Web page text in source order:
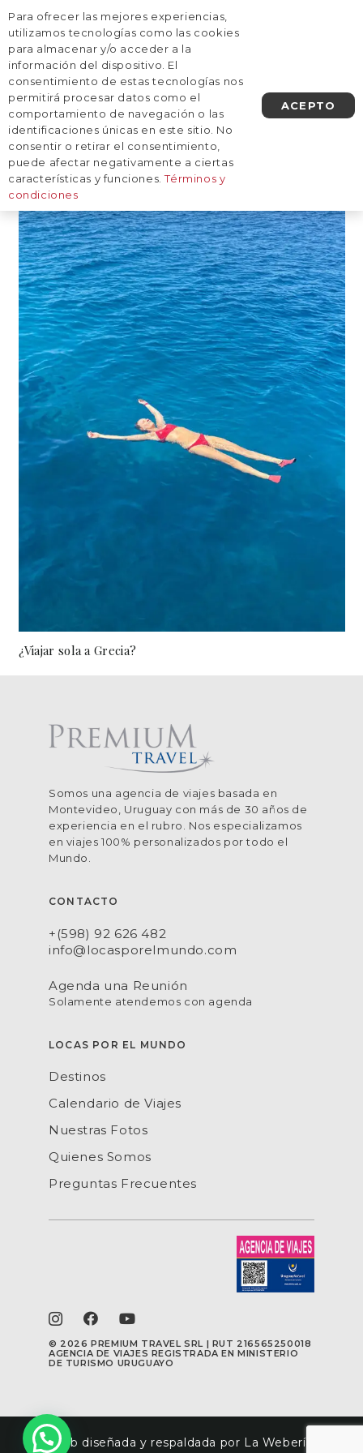
AGENDA UNA LLAMADA
Consejos para viajar sola|Las
mejores playas del
mundo|Viajes en grupo a
Europa
¿Viajar sola a Grecia?
Somos una agencia de viajes basada en
Montevideo, Uruguay con más de 30 años de
experiencia en el rubro. Nos especializamos
en viajes 100% personalizados por todo el
Mundo.
CONTACTO
+(598) 92 626 482
info@locasporelmundo.com
Agenda una Reunión
Solamente atendemos con agenda
LOCAS POR EL MUNDO
Destinos
Calendario de Viajes
Nuestras Fotos
Quienes Somos
Preguntas Frecuentes
© 2026 PREMIUM TRAVEL SRL | RUT 216565250018
AGENCIA DE VIAJES REGISTRADA EN MINISTERIO
DE TURISMO URUGUAYO
Web diseñada y respaldada por La Webería
Para ofrecer las mejores experiencias,
utilizamos tecnologías como las cookies
para almacenar y/o acceder a la
información del dispositivo. El
consentimiento de estas tecnologías nos
permitirá procesar datos como el
comportamiento de navegación o las
identificaciones únicas en este sitio. No
consentir o retirar el consentimiento,
puede afectar negativamente a ciertas
características y funciones.Términos y
condiciones
ACEPTO